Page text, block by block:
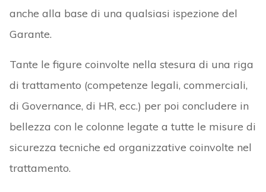
anche alla base di una qualsiasi ispezione del
Garante.
Tante le figure coinvolte nella stesura di una riga
di trattamento (competenze legali, commerciali,
di Governance, di HR, ecc.) per poi concludere in
bellezza con le colonne legate a tutte le misure di
sicurezza tecniche ed organizzative coinvolte nel
trattamento.